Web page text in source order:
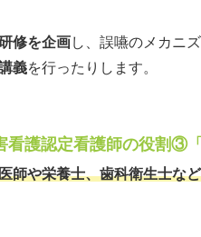
修を企画し、誤嚥のメカニ
義を行ったりします。
看護認定看護師の役割③「
師や栄養士、歯科衛生士な